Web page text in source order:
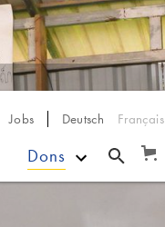
Jobs Deutsch Français
Dons